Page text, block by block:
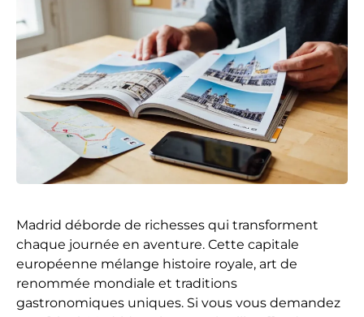
Madrid déborde de richesses qui transforment
chaque journée en aventure. Cette capitale
européenne mélange histoire royale, art de
renommée mondiale et traditions
gastronomiques uniques. Si vous vous demandez